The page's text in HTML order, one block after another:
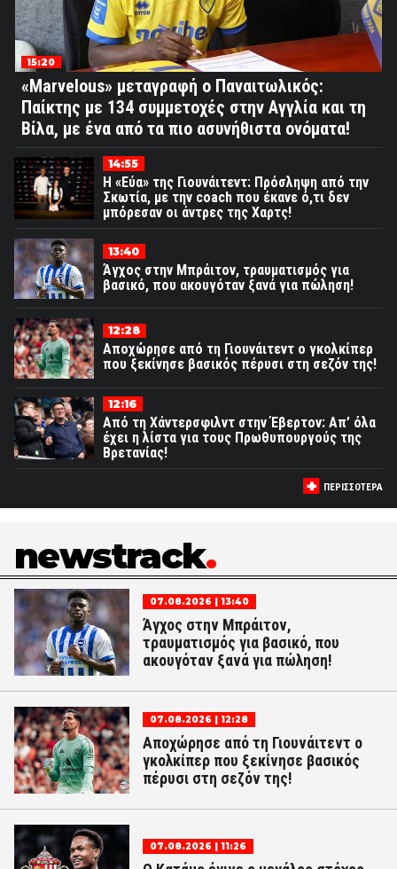
15:20
«Marvelous» μεταγραφή ο Παναιτωλικός:
Παίκτης με 134 συμμετοχές στην Αγγλία και τη
Βίλα, με ένα από τα πιο ασυνήθιστα ονόματα!
14:55
Η «Εύα» της Γιουνάιτεντ: Πρόσληψη από την
Σκωτία, με την coach που έκανε ό,τι δεν
μπόρεσαν οι άντρες της Χαρτς!
13:40
Άγχος στην Μπράιτον, τραυματισμός για
βασικό, που ακουγόταν ξανά για πώληση!
12:28
Αποχώρησε από τη Γιουνάιτεντ ο γκολκίπερ
που ξεκίνησε βασικός πέρυσι στη σεζόν της!
12:16
Από τη Χάντερσφιλντ στην Έβερτον: Απ’ όλα
έχει η λίστα για τους Πρωθυπουργούς της
Βρετανίας!
ΠΕΡΙΣΣΟΤΕΡΑ
newstrack
07.08.2026 | 13:40
Άγχος στην Μπράιτον,
τραυματισμός για βασικό, που
ακουγόταν ξανά για πώληση!
07.08.2026 | 12:28
Αποχώρησε από τη Γιουνάιτεντ ο
γκολκίπερ που ξεκίνησε βασικός
πέρυσι στη σεζόν της!
07.08.2026 | 11:26